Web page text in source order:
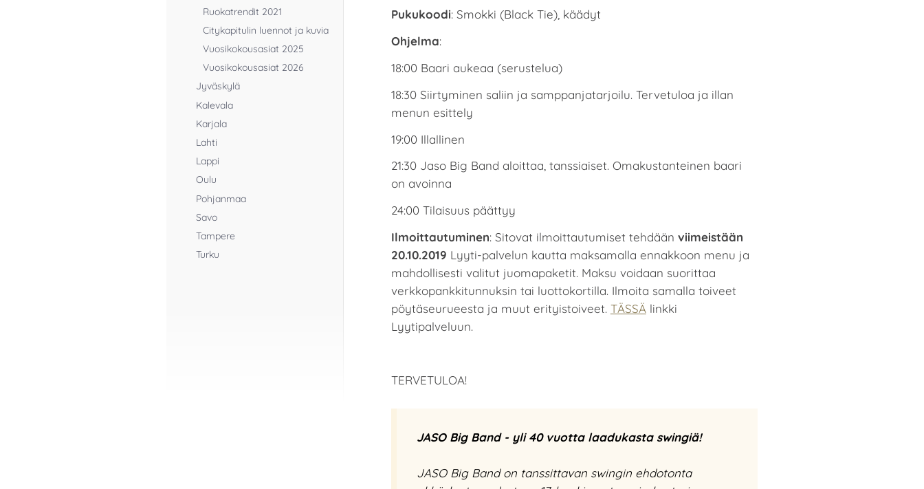
Ruokatrendit 2021
Citykapitulin luennot ja kuvia
Vuosikokousasiat 2025
Vuosikokousasiat 2026
Jyväskylä
Kalevala
Karjala
Lahti
Lappi
Oulu
Pohjanmaa
Savo
Tampere
Turku
Pukukoodi: Smokki (Black Tie), käädyt
Ohjelma:
18:00 Baari aukeaa (serustelua)
18:30 Siirtyminen saliin ja samppanjatarjoilu. Tervetuloa ja illan
menun esittely
19:00 Illallinen
21:30 Jaso Big Band aloittaa, tanssiaiset. Omakustanteinen baari
on avoinna
24:00 Tilaisuus päättyy
Ilmoittautuminen: Sitovat ilmoittautumiset tehdään viimeistään
20.10.2019 Lyyti-palvelun kautta maksamalla ennakkoon menu ja
mahdollisesti valitut juomapaketit. Maksu voidaan suorittaa
verkkopankkitunnuksin tai luottokortilla. Ilmoita samalla toiveet
pöytäseurueesta ja muut erityistoiveet. TÄSSÄlinkki
Lyytipalveluun.
TERVETULOA!
JASO Big Band - yli 40 vuotta laadukasta swingiä!
JASO Big Band on tanssittavan swingin ehdotonta